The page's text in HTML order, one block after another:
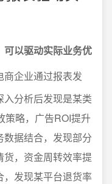
可以驱动实际业务优
商企业通过报表发
分析后发现是某类
策略，广告ROI提升
据结合，发现部分
，资金周转效率提
发现某平台退货率